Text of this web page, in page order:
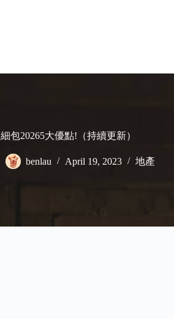
細包20265大優點!（持續更新）
benlau April 19, 2023 地產